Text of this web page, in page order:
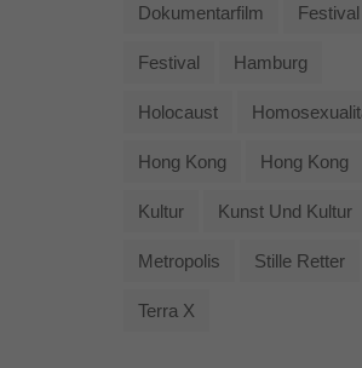
Dokumentarfilm Festival
Festival Hamburg
Holocaust
Hong Kong Hong Kong
Kultur Kunst Und Kultur
Metropolis Stille Retter
Terra X